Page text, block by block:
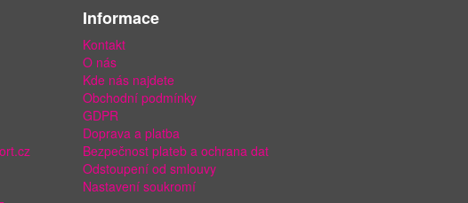
Informace
Kontakt
O nás
Kde nás najdete
Obchodní podmínky
GDPR
Doprava a platba
Bezpečnost plateb a ochrana dat
Odstoupení od smlouvy
Nastavení soukromí